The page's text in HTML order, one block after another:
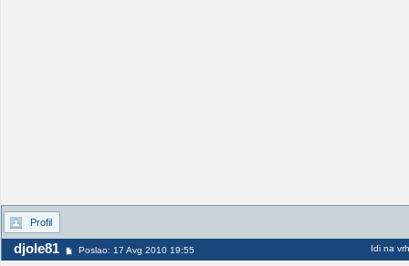
Profil
djole81 Poslao: 17 Avg 2010 19:55 Idi na vrh